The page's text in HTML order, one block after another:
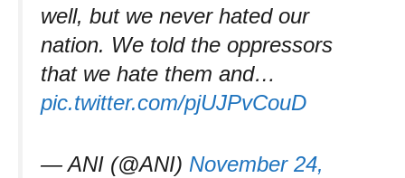
well, but we never hated our
nation. We told the oppressors
that we hate them and…
pic.twitter.com/pjUJPvCouD
— ANI (@ANI) November 24,